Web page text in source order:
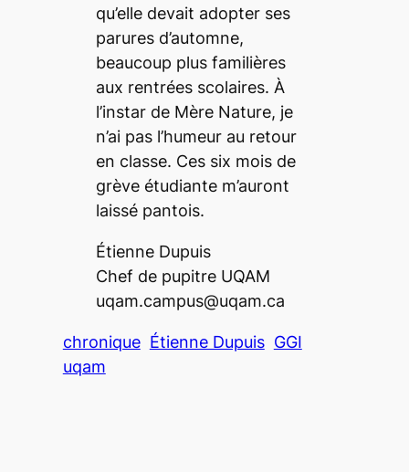
qu’elle devait adopter ses
parures d’automne,
beaucoup plus familières
aux rentrées scolaires. À
l’instar de Mère Nature, je
n’ai pas l’humeur au retour
en classe. Ces six mois de
grève étudiante m’auront
laissé pantois.
Étienne Dupuis
Chef de pupitre UQAM
uqam.campus@uqam.ca
chronique Étienne Dupuis GGI
uqam